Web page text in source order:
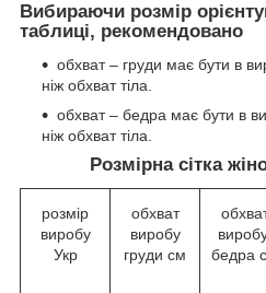
Вибираючи розмір
таблиці, рекомендовано
обхват – груди має бути в
ніж обхват тіла.
обхват – бедра має бути в
ніж обхват тіла.
Розмірна сітка
розмір
виробу
Укр
обхват
виробу
груди см
бедра